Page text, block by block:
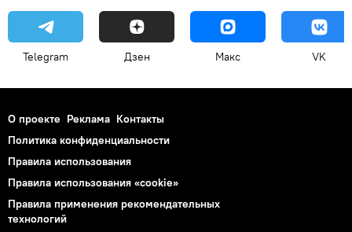
Telegram Дзен Макс VK
О проекте Реклама Контакты
Политика конфиденциальности
Правила использования
Правила использования «cookie»
Правила применения рекомендательных
технологий